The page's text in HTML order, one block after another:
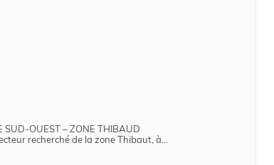
SUD-OUEST – ZONE THIBAUD
recherché de la zone Thibaut, à...